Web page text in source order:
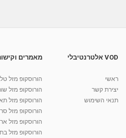
מאת vod-galit 10 שנים
קרין גורן - העוגה המתגלצ’ת ללא קמח
38.5k צפיות
VOD אלטרנטיבלי
ראשי
יצירת קשר
תנאי השימוש
מאמרים
הורוסקופ מזל
הורוסקופ מזל
הורוסקופ מזל
הורוסקופ מזל
הורוסקופ מזל
הורוסקופ מזל